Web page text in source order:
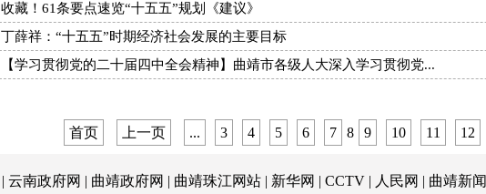
收藏！61条要点速览“十五五”规划《建议》
丁薛祥：“十五五”时期经济社会发展的主要目标
【学习贯彻党的二十届四中全会精神】曲靖市各级人大深入学习贯彻党...
首页 上一页 ... 3 4 5 6 7 8 9 10 11 12
| 云南政府网 | 曲靖政府网 | 曲靖珠江网站 | 新华网 | CCTV | 人民网 | 曲靖新闻